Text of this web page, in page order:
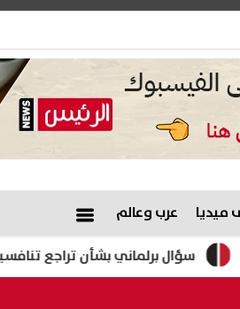
ميديا عرب وعالم
برلماني بشأن تراجع تنافسية قطاع